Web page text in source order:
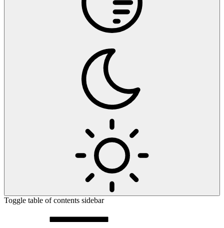
Toggle table of contents sidebar